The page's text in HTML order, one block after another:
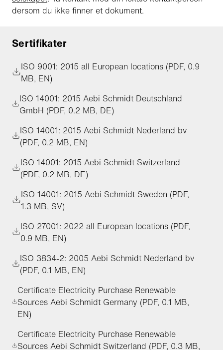
dersom du ikke finner et dokument.
Sertifikater
ISO 9001: 2015 all European locations (PDF, 0.9
MB, EN)
ISO 14001: 2015 Aebi Schmidt Deutschland
GmbH (PDF, 0.2 MB, DE)
ISO 14001: 2015 Aebi Schmidt Nederland bv
(PDF, 0.2 MB, EN)
ISO 14001: 2015 Aebi Schmidt Switzerland
(PDF, 0.2 MB, DE)
ISO 14001: 2015 Aebi Schmidt Sweden (PDF,
1.3 MB, SV)
ISO 27001: 2022 all European locations (PDF,
0.9 MB, EN)
ISO 3834-2: 2005 Aebi Schmidt Nederland bv
(PDF, 0.1 MB, EN)
Certificate Electricity Purchase Renewable
Sources Aebi Schmidt Germany (PDF, 0.1 MB,
EN)
Certificate Electricity Purchase Renewable
Sources Aebi Schmidt Switzerland (PDF, 0.3 MB,